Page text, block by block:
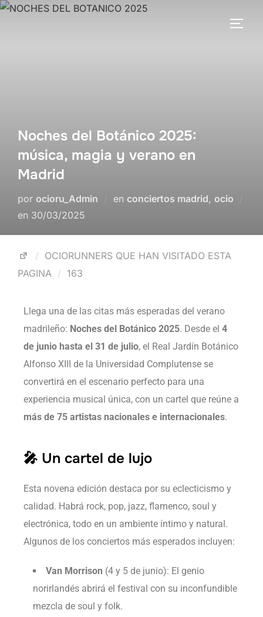
Noches del Botánico 2025:
música, magia y verano en
Madrid
por ocioru_Admin en conciertos madrid, ocio
en 30/03/2025
OCIORUNNERS QUE HAN VISITADO ESTA
PAGINA
163
Llega una de las citas más esperadas del verano
madrileño: Noches del Botánico 2025. Desde el 4
de junio hasta el 31 de julio, el Real Jardín Botánico
Alfonso XIII de la Universidad Complutense se
convertirá en el escenario perfecto para una
experiencia musical única, con un cartel que reúne a
más de 75 artistas nacionales e internacionales.
🎤 Un cartel de lujo
Esta novena edición destaca por su eclecticismo y
calidad. Habrá rock, pop, jazz, flamenco, soul y
electrónica, todo en un ambiente íntimo y natural.
Algunos de los conciertos más esperados incluyen:
Van Morrison (4 y 5 de junio): El genio
norirlandés abrirá el festival con su inconfundible
mezcla de soul y folk.